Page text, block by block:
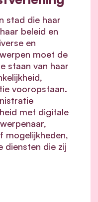
stad die haar
beleid en
en
moet de
staan van haar
vooropstaan.
met digitale
mogelijkheden,
die zij